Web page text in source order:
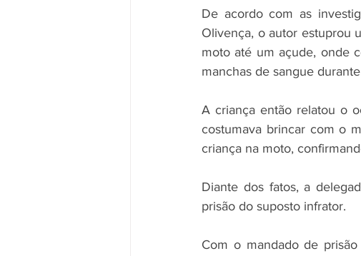
De acordo com as
Olivença, o autor estuprou
moto até um açude, onde
manchas de sangue
A criança então relatou o
costumava brincar com o
criança na moto,
Diante dos fatos, a
prisão do suposto infrator.
Com o mandado de